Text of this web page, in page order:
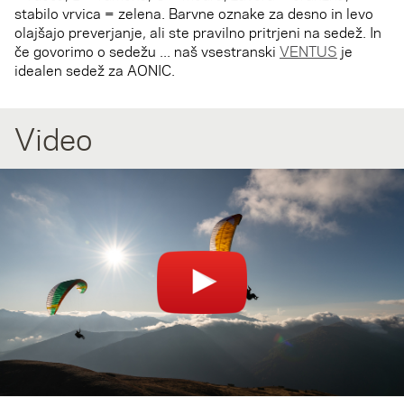
stabilo vrvica = zelena. Barvne oznake za desno in levo
olajšajo preverjanje, ali ste pravilno pritrjeni na sedež. In
če govorimo o sedežu ... naš vsestranski VENTUS je
idealen sedež za AONIC.
Video